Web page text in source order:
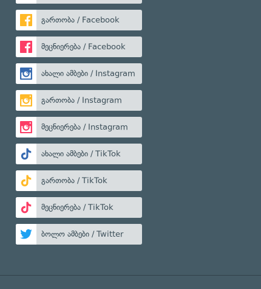
გართობა / Facebook
მეცნიერება / Facebook
ახალი ამბები / Instagram
გართობა / Instagram
მეცნიერება / Instagram
ახალი ამბები / TikTok
გართობა / TikTok
მეცნიერება / TikTok
ბოლო ამბები / Twitter